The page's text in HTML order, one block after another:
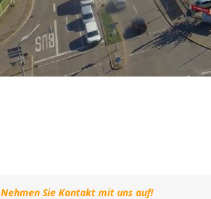
Nehmen Sie Kontakt mit uns auf!